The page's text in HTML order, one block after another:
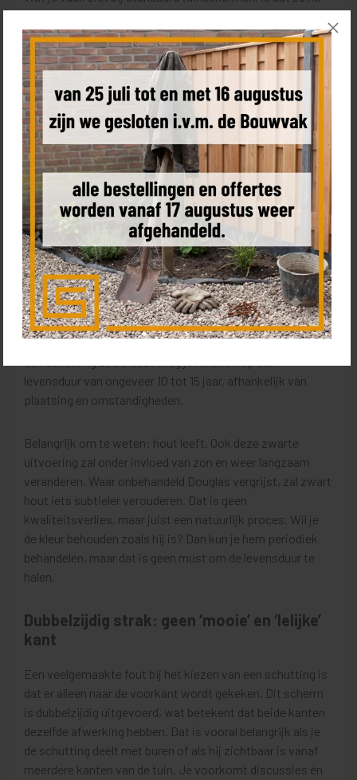
verloop van tijd kromtrekken of open gaan staan. Dat is
precies waar dit type scherm zich onderscheidt. De
planken zijn dik (circa 3,7 cm) en worden in een Zweeds
rabatprofiel geplaatst. Dat betekent dat ze elkaar
overlappen, waardoor het scherm niet alleen visueel dicht
is, maar ook beter bestand tegen werking van het hout. Je
merkt dat vooral na een paar seizoenen: waar andere
schermen kieren krijgen, blijft dit netjes gesloten.
Douglas hout: sterk, natuurlijk en
voorspelbaar in gedrag
Douglas hout is een van de meest gekozen houtsoorten
voor schuttingen, en dat is niet zonder reden. Het is van
nature sterker en duurzamer dan veel andere
naaldhoutsoorten zoals vuren of grenen. In de praktijk
betekent dat dat je een langere levensduur krijgt zonder
dat het hout per se geïmpregneerd hoeft te worden. Voor
levensduur van ongeveer 10 tot 15 jaar, afhankelijk van
plaatsing en omstandigheden.
Belangrijk om te weten: hout leeft. Ook deze zwarte
uitvoering zal onder invloed van zon en weer langzaam
veranderen. Waar onbehandeld Douglas vergrijst, zal zwart
hout iets subtieler verouderen. Dat is geen
kwaliteitsverlies, maar juist een natuurlijk proces. Wil je
de kleur behouden zoals hij is? Dan kun je hem periodiek
behandelen, maar dat is geen must om de levensduur te
halen.
Dubbelzijdig strak: geen ‘mooie’ en ‘lelijke’
kant
Een veelgemaakte fout bij het kiezen van een schutting is
dat er alleen naar de voorkant wordt gekeken. Dit scherm
is dubbelzijdig uitgevoerd, wat betekent dat beide kanten
dezelfde afwerking hebben. Dat is vooral belangrijk als je
de schutting deelt met buren of als hij zichtbaar is vanaf
meerdere kanten van de tuin. Je voorkomt discussies én